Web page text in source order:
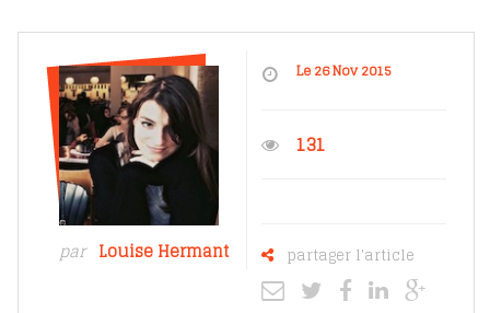
par Louise Hermant
Le 26 Nov 2015
131
partager l'article